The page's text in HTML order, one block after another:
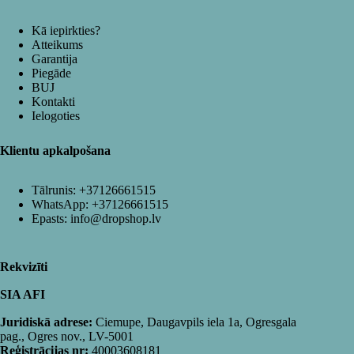
Kā iepirkties?
Atteikums
Garantija
Piegāde
BUJ
Kontakti
Ielogoties
Klientu apkalpošana
Tālrunis: +37126661515
WhatsApp: +37126661515
Epasts: info@dropshop.lv
Rekvizīti
SIA AFI
Juridiskā adrese: Ciemupe, Daugavpils iela 1a, Ogresgala
pag., Ogres nov., LV-5001
Reģistrācijas nr: 40003608181